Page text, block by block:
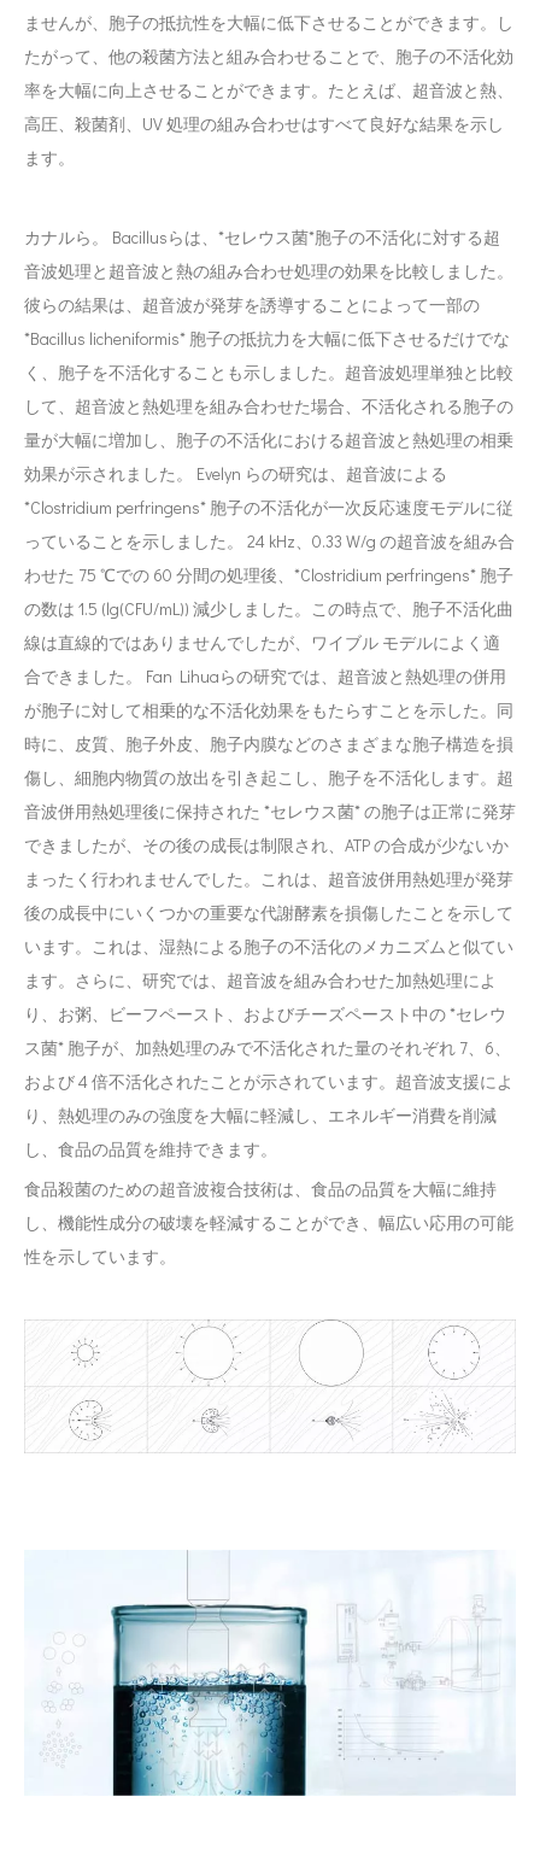
ませんが、胞子の抵抗性を大幅に低下させることができます。し
たがって、他の殺菌方法と組み合わせることで、胞子の不活化効
率を大幅に向上させることができます。たとえば、超音波と熱、
高圧、殺菌剤、UV 処理の組み合わせはすべて良好な結果を示し
ます。
カナルら。 Bacillusらは、*セレウス菌*胞子の不活化に対する超
音波処理と超音波と熱の組み合わせ処理の効果を比較しました。
彼らの結果は、超音波が発芽を誘導することによって一部の
*Bacillus licheniformis* 胞子の抵抗力を大幅に低下させるだけでな
く、胞子を不活化することも示しました。超音波処理単独と比較
して、超音波と熱処理を組み合わせた場合、不活化される胞子の
量が大幅に増加し、胞子の不活化における超音波と熱処理の相乗
効果が示されました。 Evelyn らの研究は、超音波による
*Clostridium perfringens* 胞子の不活化が一次反応速度モデルに従
っていることを示しました。 24 kHz、0.33 W/g の超音波を組み合
わせた 75 ℃での 60 分間の処理後、*Clostridium perfringens* 胞子
の数は 1.5 (lg(CFU/mL)) 減少しました。この時点で、胞子不活化曲
線は直線的ではありませんでしたが、ワイブル モデルによく適
合できました。 Fan Lihuaらの研究では、超音波と熱処理の併用
が胞子に対して相乗的な不活化効果をもたらすことを示した。同
時に、皮質、胞子外皮、胞子内膜などのさまざまな胞子構造を損
傷し、細胞内物質の放出を引き起こし、胞子を不活化します。超
音波併用熱処理後に保持された *セレウス菌* の胞子は正常に発芽
できましたが、その後の成長は制限され、ATP の合成が少ないか
まったく行われませんでした。これは、超音波併用熱処理が発芽
後の成長中にいくつかの重要な代謝酵素を損傷したことを示して
います。これは、湿熱による胞子の不活化のメカニズムと似てい
ます。さらに、研究では、超音波を組み合わせた加熱処理によ
り、お粥、ビーフペースト、およびチーズペースト中の *セレウ
ス菌* 胞子が、加熱処理のみで不活化された量のそれぞれ 7、6、
および 4 倍不活化されたことが示されています。超音波支援によ
り、熱処理のみの強度を大幅に軽減し、エネルギー消費を削減
し、食品の品質を維持できます。
食品殺菌のための超音波複合技術は、食品の品質を大幅に維持
し、機能性成分の破壊を軽減することができ、幅広い応用の可能
性を示しています。